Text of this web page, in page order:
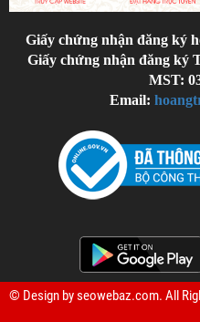
Giấy chứng nhận đăng ký
Giấy chứng nhận đăng ký
MST:
Email:
© Design byseowebaz.com. All